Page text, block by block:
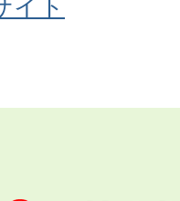
イト